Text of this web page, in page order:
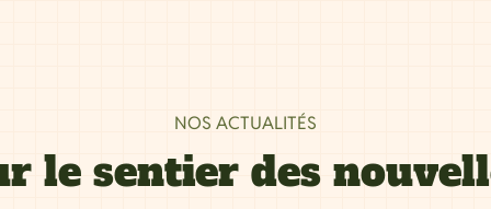
NOS ACTUALITÉS
le sentier des